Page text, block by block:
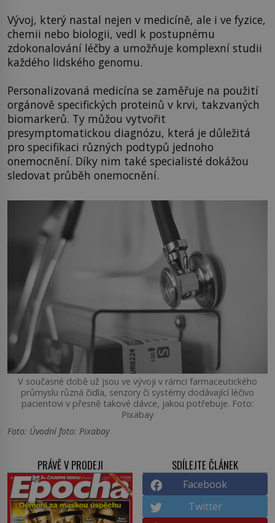
Vývoj, který nastal nejen v medicíně, ale i ve fyzice,
chemii nebo biologii, vedl k postupnému
zdokonalování léčby a umožňuje komplexní studii
každého lidského genomu.
Personalizovaná medicína se zaměřuje na použití
orgánově specifických proteinů v krvi, takzvaných
biomarkerů. Ty můžou vytvořit
presymptomatickou diagnózu, která je důležitá
pro specifikaci různých podtypů jednoho
onemocnění. Díky nim také specialisté dokážou
sledovat průběh onemocnění.
V současné době už jsou ve vývoji v rámci farmaceutického
průmyslu různá čidla, senzory či systémy dodávající léčivo
pacientovi v přesně takové dávce, jakou potřebuje. Foto:
Pixabay
Foto: Úvodní foto: Pixabay
PRÁVĚ V PRODEJI SDÍLEJTE ČLÁNEK
Facebook
Twitter